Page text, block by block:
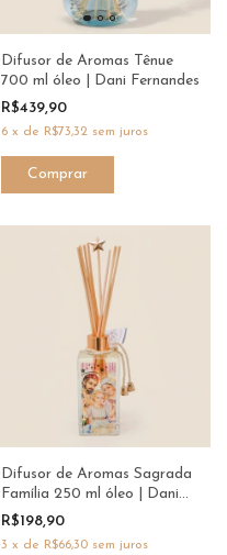
Difusor de Aromas Tênue
700 ml óleo | Dani Fernandes
R$439,90
6 x de R$73,32 sem juros
Difusor de Aromas Sagrada
Família 250 ml óleo | Dani
Fernandes
R$198,90
3 x de R$66,30 sem juros